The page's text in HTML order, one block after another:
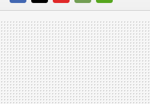
FACEBOOK
TWITTERFLIPBOARD
E-
MAIL
WHATSAPP